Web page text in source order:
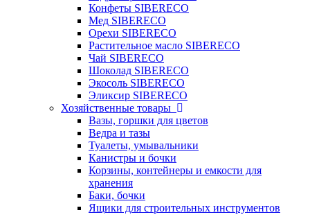
Конфеты SIBERECO
Мед SIBERECO
Орехи SIBERECO
Растительное масло SIBERECO
Чай SIBERECO
Шоколад SIBERECO
Экосоль SIBERECO
Эликсир SIBERECO
Хозяйственные товары
Вазы, горшки для цветов
Ведра и тазы
Туалеты, умывальники
Канистры и бочки
Корзины, контейнеры и емкости для
хранения
Баки, бочки
Ящики для строительных инструментов